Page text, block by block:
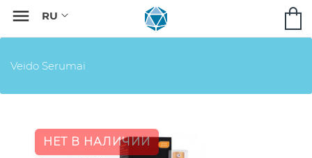

Veido Serumai
НЕТ В НАЛИЧИИ